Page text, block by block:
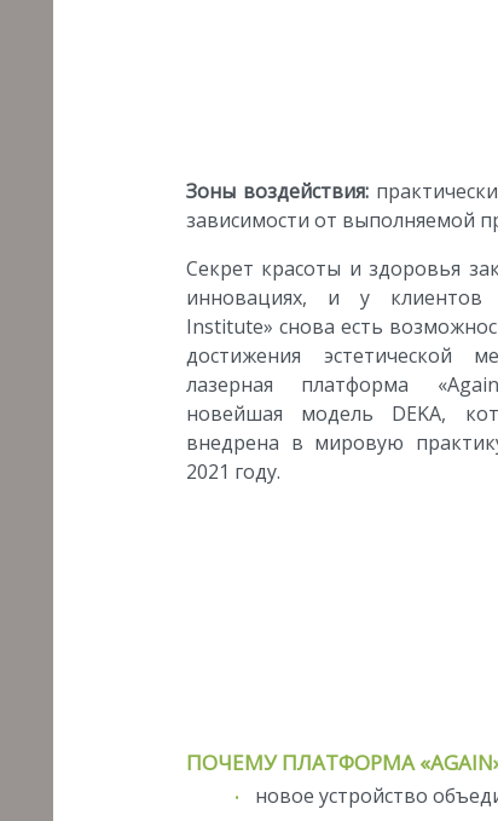
Зоны воздействия:
зависимости от выполняемой
Секрет красоты и здоровья
инновациях, и у клиентов
Institute» снова есть
достижения эстетической
лазерная платформа
новейшая модель DEKA,
внедрена в мировую
2021 году.
ПОЧЕМУ ПЛАТФОРМА
новое устройство